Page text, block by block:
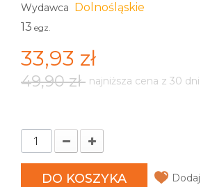
Wydawca Dolnośląskie
13 egz.
33,93 zł
49,90 zł najniższa cena z 30
DO KOSZYKA